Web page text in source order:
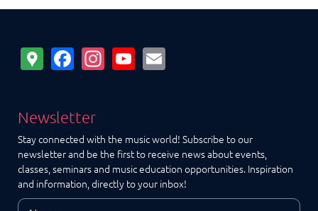
Google
Maps
Facebook
Instagram
YouTube
Newsletter
Stay connected with the music world! Subscribe to our
newsletter and be the first to receive news about events,
classes, seminars and music education opportunities. Inspiration
and information, directly to your inbox!